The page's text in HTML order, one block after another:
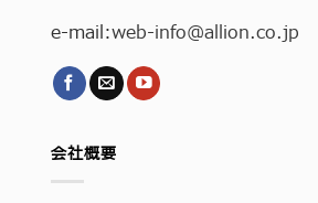
e-mail:web-info@allion.co.jp
会社概要